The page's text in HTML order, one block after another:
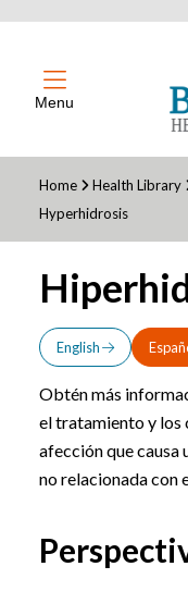
Menu
Home Health Library
Hyperhidrosis
English
Obtén más
el tratamiento y los
afección que causa
no relacionada con